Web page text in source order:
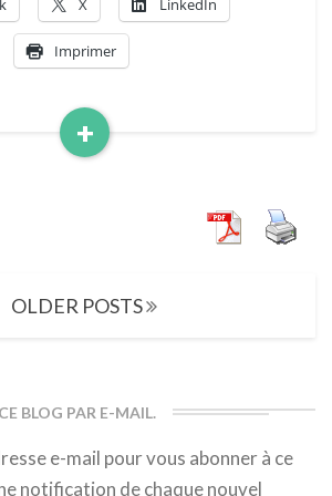
+
Read
X LinkedIn
Imprimer
OLDER POSTS
BLOG PAR E-MAIL.
e-mail pour vous abonner à ce
notification de chaque nouvel